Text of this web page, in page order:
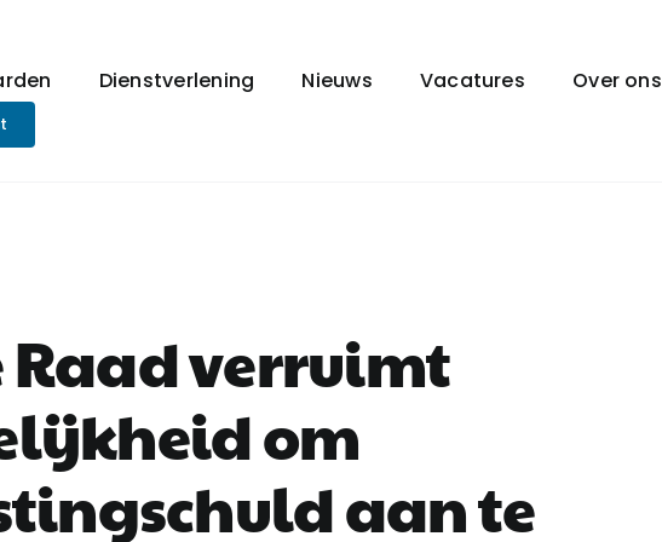
Dienstverlening Nieuws Vacatures Over ons
Raad verruimt
om
aan te